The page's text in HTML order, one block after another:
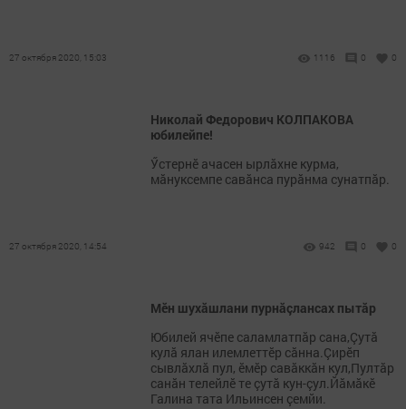
27 октября 2020, 15:03 1116 0 0
Николай Федорович КОЛПАКОВА
юбилейпе!
Ӳстернӗ ачасен ырлăхне курма,
мăнуксемпе савăнса пурăнма сунатпăр.
27 октября 2020, 14:54 942 0 0
Мӗн шухăшлани пурнăçлансах пытăр
Юбилей ячӗпе саламлатпăр сана,Çутă
кулă ялан илемлеттӗр сăнна.Çирӗп
сывлăхлă пул, ӗмӗр савăккăн кул,Пултăр
санăн телейлӗ те çутă кун-çул.Йăмăкӗ
Галина тата Ильинсен çемйи.